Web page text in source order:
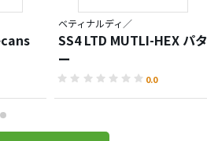
ベティナルディ／
SS4 LTD MUTLI-HEX パタ
ー
0.0